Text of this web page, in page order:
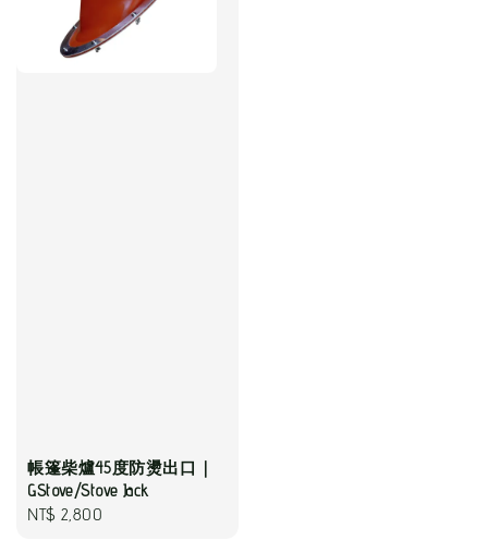
帳篷柴爐45度防燙出口｜
GStove/Stove Jack
Regular
NT$ 2,800